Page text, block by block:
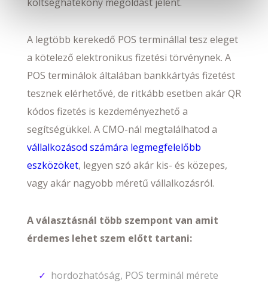
A legtöbb kerekedő POS terminállal tesz eleget
a kötelező elektronikus fizetési törvénynek. A
POS terminálok általában bankkártyás fizetést
tesznek elérhetővé, de ritkább esetben akár QR
kódos fizetés is kezdeményezhető a
segítségükkel. A CMO-nál megtalálhatod a
vállalkozásod számára legmegfelelőbb
eszközöket, legyen szó akár kis- és közepes,
vagy akár nagyobb méretű vállalkozásról.
A választásnál több szempont van amit
érdemes lehet szem előtt tartani:
hordozhatóság, POS terminál mérete